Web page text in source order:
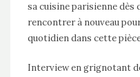
sa cuisine parisienne dès
rencontrer à nouveau
quotidien dans cette
Interview en grignotant